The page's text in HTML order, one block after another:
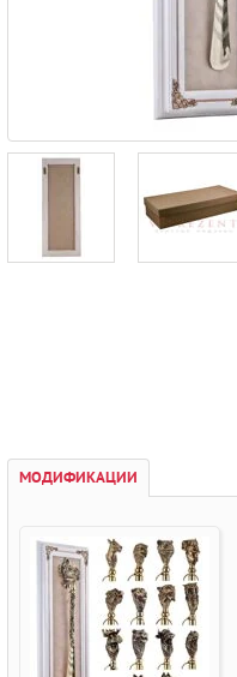
МОДИФИКАЦИИ